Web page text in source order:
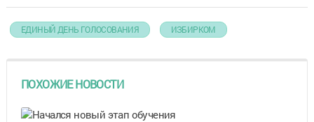
ЕДИНЫЙ ДЕНЬ ГОЛОСОВАНИЯ ИЗБИРКОМ
ПОХОЖИЕ НОВОСТИ